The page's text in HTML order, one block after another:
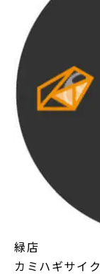
緑店
カミハギサイ